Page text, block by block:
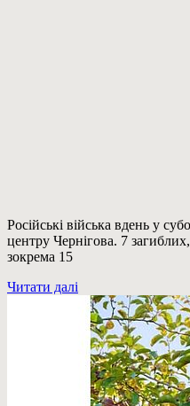
Російські війська вдень у
центру Чернігова. 7
зокрема 15
Читати далі